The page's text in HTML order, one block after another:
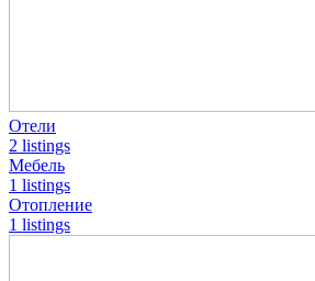
Отели
2 listings
Мебель
1 listings
Отопление
1 listings